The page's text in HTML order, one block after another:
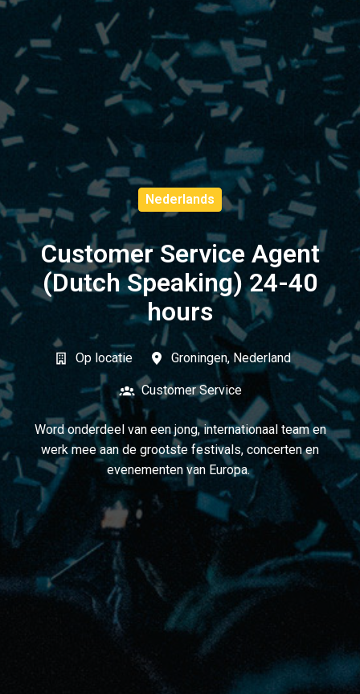
Nederlands
Customer Service Agent
(Dutch Speaking) 24-40
hours
Op locatie Groningen, Nederland
Customer Service
Word onderdeel van een jong, internationaal team en
werk mee aan de grootste festivals, concerten en
evenementen van Europa.